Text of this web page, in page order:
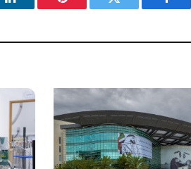
فيسبوكتويتر بينتيريستلينكدإن